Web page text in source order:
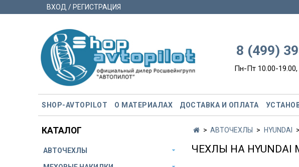
ВХОД / РЕГИСТРАЦИЯ
8 (499)
Пн-Пт 10.00-
SHOP-AVTOPILOT О МАТЕРИАЛАХ ДОСТАВКА И ОПЛАТА
АВТОЧЕХЛЫ HYUNDAI
ЧЕХЛЫ НА HYUNDAI
КАТАЛОГ
АВТОЧЕХЛЫ